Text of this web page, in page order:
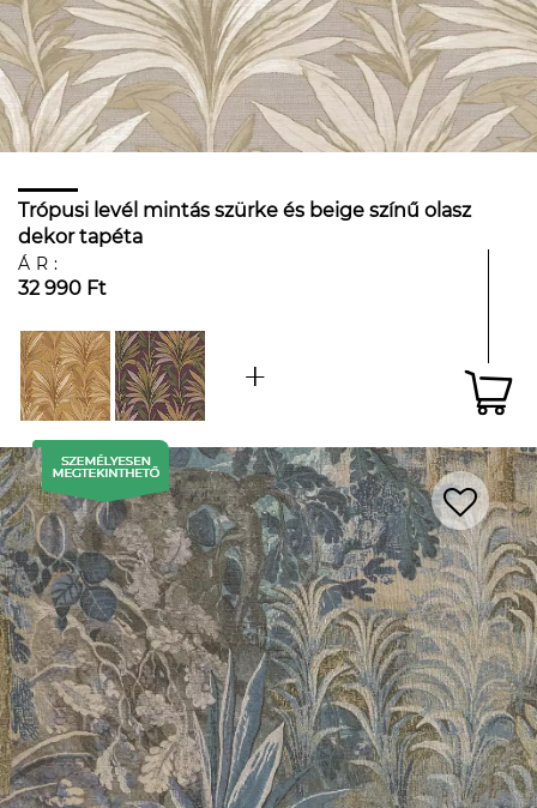
Trópusi levél mintás szürke és beige színű olasz
dekor tapéta
ÁR:
32 990 Ft